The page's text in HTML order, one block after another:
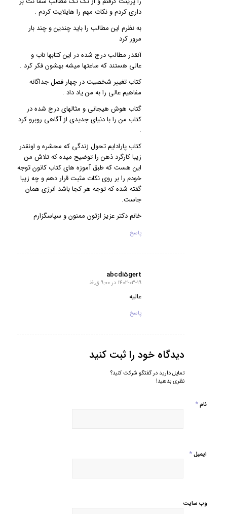
داری کردم و نکات مهم را هایلایت کردم .
به نظرم این مطالب را باید چندین و چند بار
مرور کرد
آنقدر مطالب درج شده در این کتابها ناب و
عالی هستند که ساعتها میشه بهشون فکر کرد .
کتاب تغییر شخصیت در چهار فصل جداگانه
مفاهیم عالی را به من یاد داد .
گتاب هوش هیجانی و مثالهای درج شده در
کتاب من را با دنیای جدیدی از آگاهی روبرو کرد
.
کتاب پارادایم تحول زندگی که محشره و اونقدر
زیبا کارگرد ذهن را توضیح میده که تلاش من
این هست که طبق آموزه های کتاب کانون توجه
خودم را بر روی نکات مثبت قرار دهم و چه زیبا
گفته شده که توجه هر کجا باشد انرژی همان
جاست.
خانم دکتر عزیز ازتون ممنون و سپاسگزارم
پاسخ
abcdi5gert
گفته:
1402-03-19 در 9:00 ق.ظ
عالیه
پاسخ
دیدگاه خود را ثبت کنید
تمایل دارید در گفتگو شرکت کنید؟
نظری بدهید!
نام*
ایمیل*
وب‌ سایت